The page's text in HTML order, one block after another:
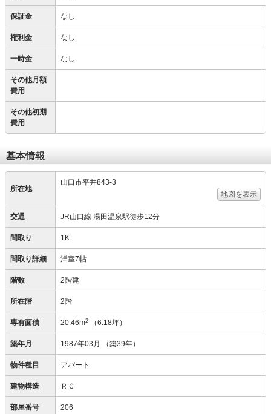
保証金 なし
権利金 なし
一時金 なし
その他月額
費用
その他初期
費用
基本情報
所在地
山口市平井843-3
地図を表示
交通 JR山口線 湯田温泉駅徒歩12分
間取り 1K
間取り詳細 洋室7帖
階数 2階建
所在階 2階
専有面積 20.46m2 （6.18坪）
築年月 1987年03月 （築39年）
物件種目 アパート
建物構造 ＲＣ
部屋番号 206